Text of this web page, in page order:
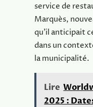
service de
Marquès,
qu’il anticipait
dans un
la municipalité.
Lire
2025 :